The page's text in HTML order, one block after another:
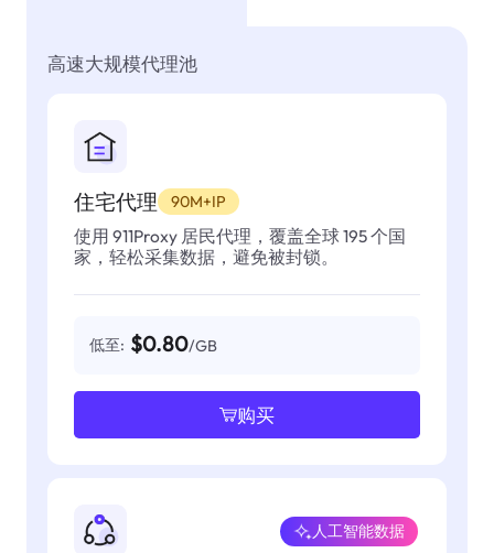
高速大规模代理池
住宅代理 90M+IP
使用 911Proxy 居民代理，覆盖全球 195 个国
家，轻松采集数据，避免被封锁。
低至: $0.80/GB
购买
人工智能数据